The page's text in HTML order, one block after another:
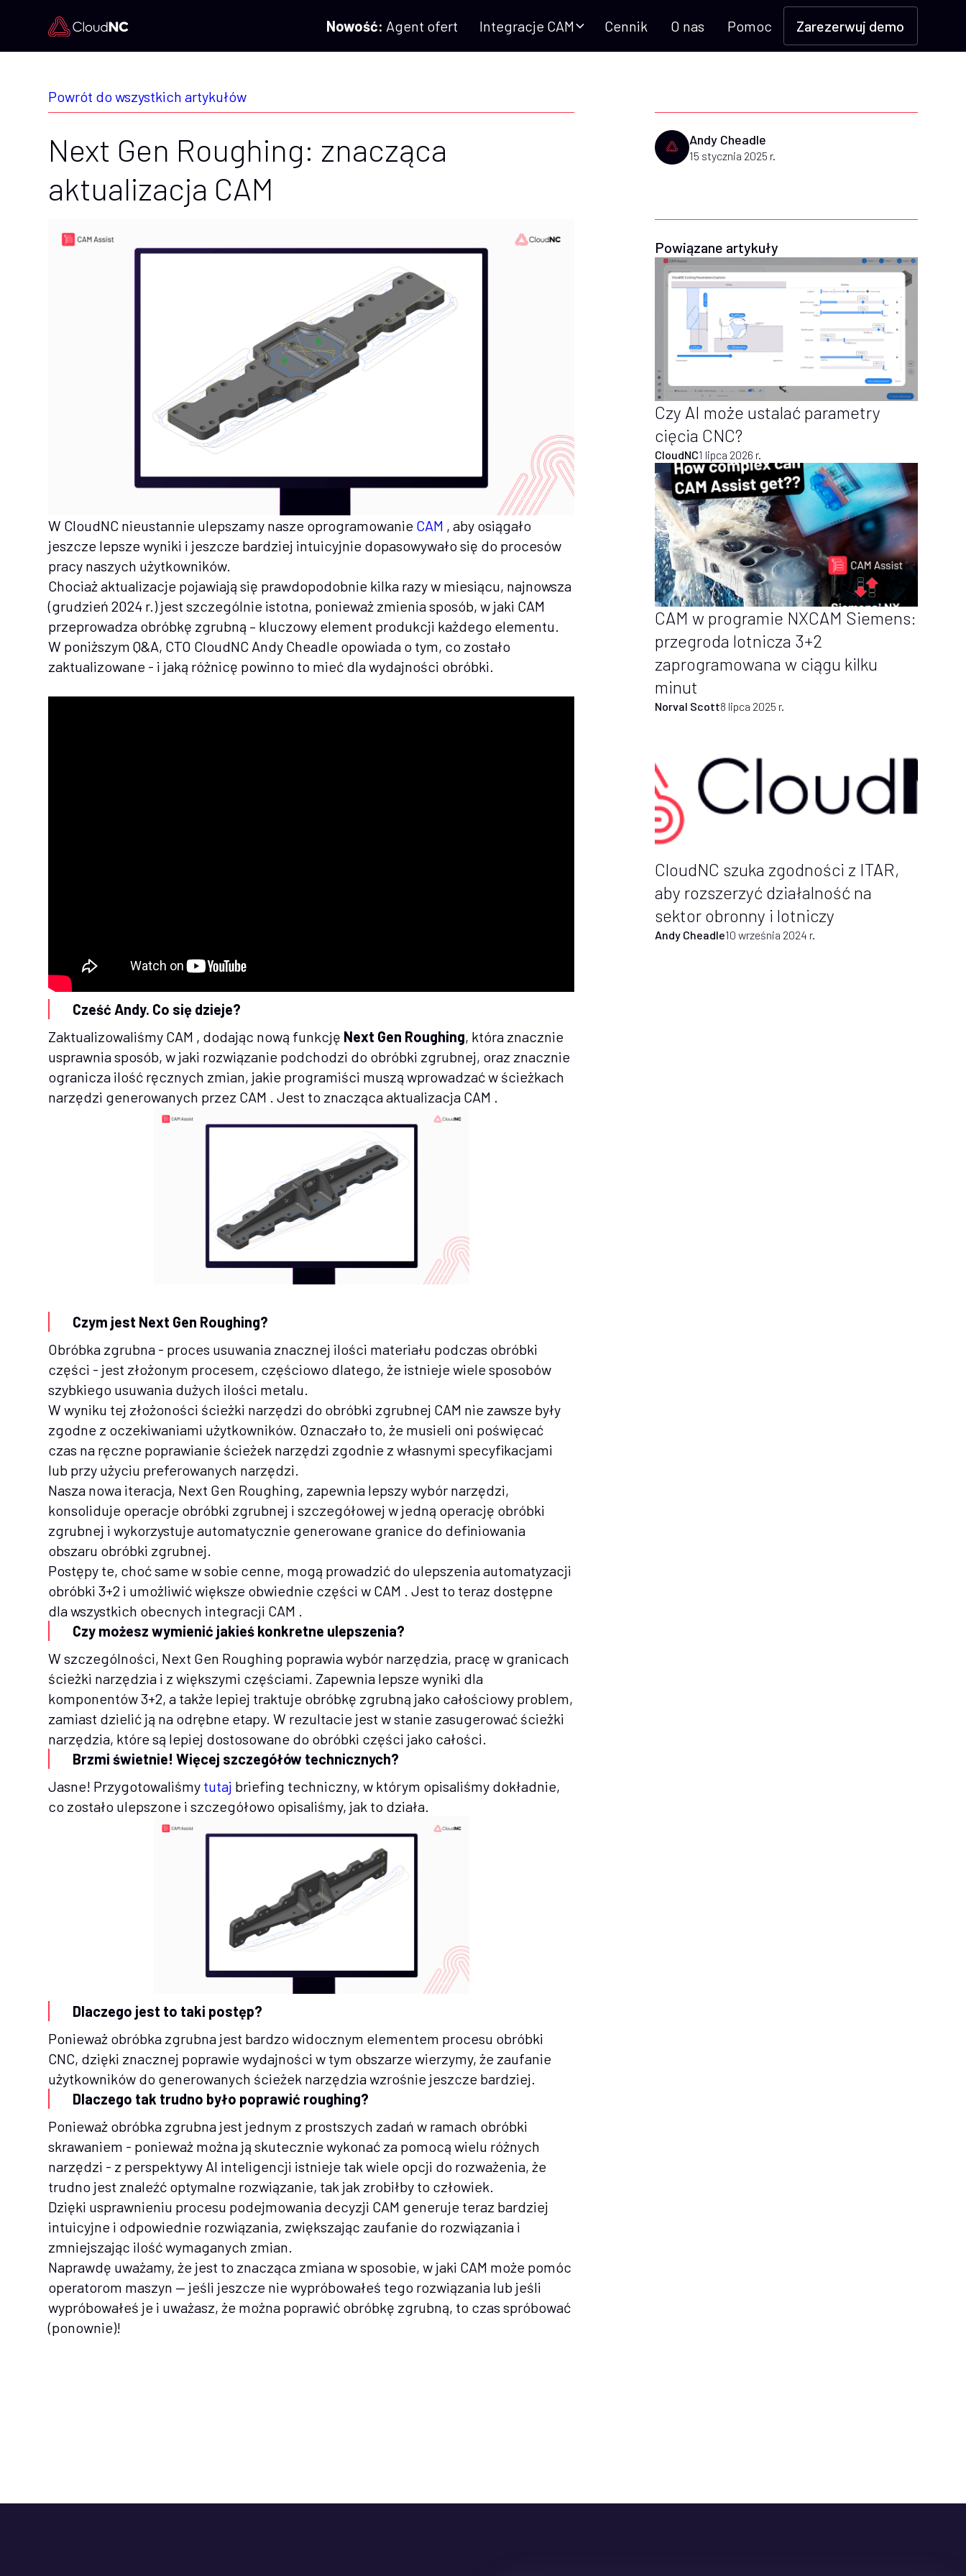
Nowość: Agent ofert Integracje CAM Cennik O nas Pomoc Zarezerwuj demo
Powrót do wszystkich artykułów
Next Gen Roughing: znacząca
aktualizacja CAM
Andy Cheadle
15 stycznia 2025 r.
W CloudNC nieustannie ulepszamy nasze oprogramowanie CAM , aby osiągało
jeszcze lepsze wyniki i jeszcze bardziej intuicyjnie dopasowywało się do procesów
pracy naszych użytkowników.
Chociaż aktualizacje pojawiają się prawdopodobnie kilka razy w miesiącu, najnowsza
(grudzień 2024 r.) jest szczególnie istotna, ponieważ zmienia sposób, w jaki CAM
przeprowadza obróbkę zgrubną – kluczowy element produkcji każdego elementu.
W poniższym Q&A, CTO CloudNC Andy Cheadle opowiada o tym, co zostało
zaktualizowane - i jaką różnicę powinno to mieć dla wydajności obróbki.
Cześć Andy. Co się dzieje?
Zaktualizowaliśmy CAM , dodając nową funkcję Next Gen Roughing, która znacznie
usprawnia sposób, w jaki rozwiązanie podchodzi do obróbki zgrubnej, oraz znacznie
ogranicza ilość ręcznych zmian, jakie programiści muszą wprowadzać w ścieżkach
narzędzi generowanych przez CAM . Jest to znacząca aktualizacja CAM .
Czym jest Next Gen Roughing?
Obróbka zgrubna - proces usuwania znacznej ilości materiału podczas obróbki
części - jest złożonym procesem, częściowo dlatego, że istnieje wiele sposobów
szybkiego usuwania dużych ilości metalu.
W wyniku tej złożoności ścieżki narzędzi do obróbki zgrubnej CAM nie zawsze były
zgodne z oczekiwaniami użytkowników. Oznaczało to, że musieli oni poświęcać
czas na ręczne poprawianie ścieżek narzędzi zgodnie z własnymi specyfikacjami
lub przy użyciu preferowanych narzędzi.
Nasza nowa iteracja, Next Gen Roughing, zapewnia lepszy wybór narzędzi,
konsoliduje operacje obróbki zgrubnej i szczegółowej w jedną operację obróbki
zgrubnej i wykorzystuje automatycznie generowane granice do definiowania
obszaru obróbki zgrubnej.
Postępy te, choć same w sobie cenne, mogą prowadzić do ulepszenia automatyzacji
obróbki 3+2 i umożliwić większe obwiednie części w CAM . Jest to teraz dostępne
dla wszystkich obecnych integracji CAM .
Czy możesz wymienić jakieś konkretne ulepszenia?
W szczególności, Next Gen Roughing poprawia wybór narzędzia, pracę w granicach
ścieżki narzędzia i z większymi częściami. Zapewnia lepsze wyniki dla
komponentów 3+2, a także lepiej traktuje obróbkę zgrubną jako całościowy problem,
zamiast dzielić ją na odrębne etapy. W rezultacie jest w stanie zasugerować ścieżki
narzędzia, które są lepiej dostosowane do obróbki części jako całości.
Brzmi świetnie! Więcej szczegółów technicznych?
Jasne! Przygotowaliśmy tutaj briefing techniczny, w którym opisaliśmy dokładnie,
co zostało ulepszone i szczegółowo opisaliśmy, jak to działa.
Dlaczego jest to taki postęp?
Ponieważ obróbka zgrubna jest bardzo widocznym elementem procesu obróbki
CNC, dzięki znacznej poprawie wydajności w tym obszarze wierzymy, że zaufanie
użytkowników do generowanych ścieżek narzędzia wzrośnie jeszcze bardziej.
Dlaczego tak trudno było poprawić roughing?
Ponieważ obróbka zgrubna jest jednym z prostszych zadań w ramach obróbki
skrawaniem - ponieważ można ją skutecznie wykonać za pomocą wielu różnych
narzędzi - z perspektywy AI inteligencji istnieje tak wiele opcji do rozważenia, że
trudno jest znaleźć optymalne rozwiązanie, tak jak zrobiłby to człowiek.
Dzięki usprawnieniu procesu podejmowania decyzji CAM generuje teraz bardziej
intuicyjne i odpowiednie rozwiązania, zwiększając zaufanie do rozwiązania i
zmniejszając ilość wymaganych zmian.
Naprawdę uważamy, że jest to znacząca zmiana w sposobie, w jaki CAM może pomóc
operatorom maszyn — jeśli jeszcze nie wypróbowałeś tego rozwiązania lub jeśli
wypróbowałeś je i uważasz, że można poprawić obróbkę zgrubną, to czas spróbować
(ponownie)!
Powiązane artykuły
Czy AI może ustalać parametry
cięcia CNC?
CloudNC1 lipca 2026 r.
CAM w programie NXCAM Siemens:
przegroda lotnicza 3+2
zaprogramowana w ciągu kilku
minut
Norval Scott8 lipca 2025 r.
CloudNC szuka zgodności z ITAR,
aby rozszerzyć działalność na
sektor obronny i lotniczy
Andy Cheadle10 września 2024 r.